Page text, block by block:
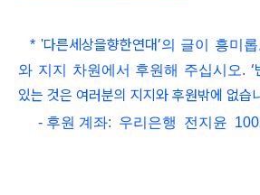
* '다른세상을향한연대’의 글이 흥미롭
와 지지 차원에서 후원해 주십시오.
있는 것은 여러분의 지지와 후원밖에 없습
- 후원 계좌: 우리은행 전지윤